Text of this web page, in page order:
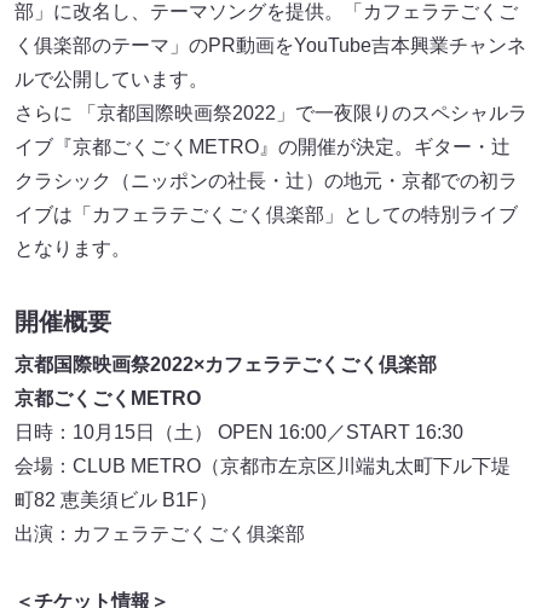
部」に改名し、テーマソングを提供。「カフェラテごくご
く俱楽部のテーマ」のPR動画をYouTube吉本興業チャンネ
ルで公開しています。
さらに 「京都国際映画祭2022」で一夜限りのスペシャルラ
イブ『京都ごくごくMETRO』の開催が決定。ギター・辻
クラシック（ニッポンの社長・辻）の地元・京都での初ラ
イブは「カフェラテごくごく倶楽部」としての特別ライブ
となります。
開催概要
京都国際映画祭2022×カフェラテごくごく倶楽部
京都ごくごくMETRO
日時：10月15日（土） OPEN 16:00／START 16:30
会場：CLUB METRO（京都市左京区川端丸太町下ル下堤
町82 恵美須ビル B1F）
出演：カフェラテごくごく俱楽部
＜チケット情報＞